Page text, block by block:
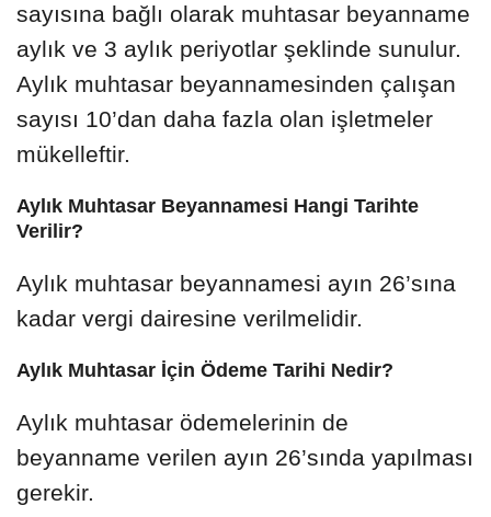
sayısına bağlı olarak muhtasar beyanname
aylık ve 3 aylık periyotlar şeklinde sunulur.
Aylık muhtasar beyannamesinden çalışan
sayısı 10’dan daha fazla olan işletmeler
mükelleftir.
Aylık Muhtasar Beyannamesi Hangi Tarihte
Verilir?
Aylık muhtasar beyannamesi ayın 26’sına
kadar vergi dairesine verilmelidir.
Aylık Muhtasar İçin Ödeme Tarihi Nedir?
Aylık muhtasar ödemelerinin de
beyanname verilen ayın 26’sında yapılması
gerekir.